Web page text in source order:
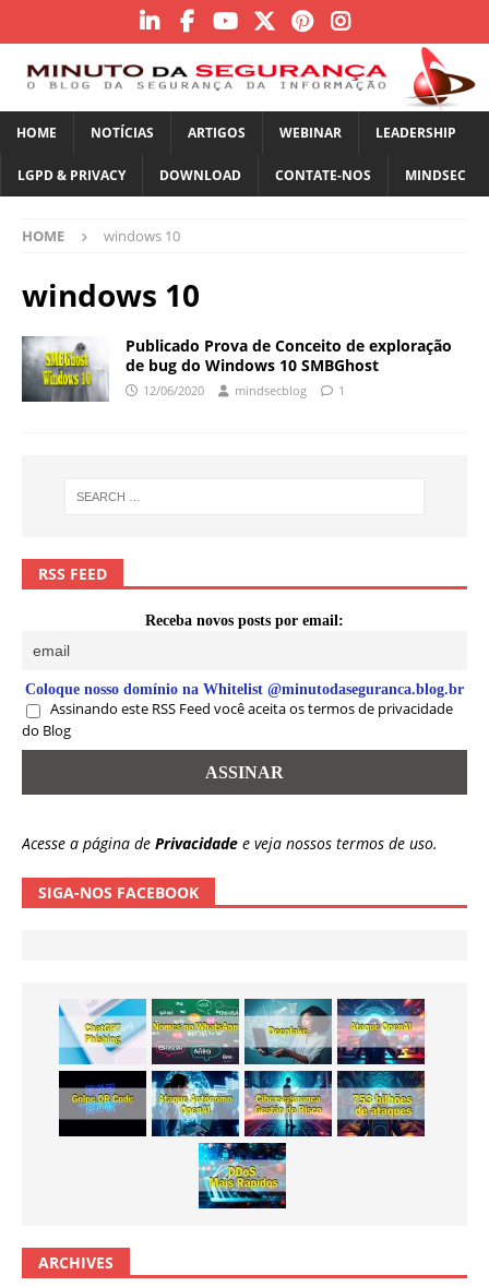
HOME NOTÍCIAS ARTIGOS WEBINAR LEADERSHIP
LGPD & PRIVACY DOWNLOAD CONTATE-NOS MINDSEC
HOME windows 10
windows 10
Publicado Prova de Conceito de exploração
de bug do Windows 10 SMBGhost
12/06/2020 mindsecblog 1
RSS FEED
Receba novos posts por email:
Coloque nosso domínio na Whitelist @minutodaseguranca.blog.br
Assinando este RSS Feed você aceita os termos de privacidade
do Blog
Acesse a página de Privacidade e veja nossos termos de uso.
SIGA-NOS FACEBOOK
ARCHIVES